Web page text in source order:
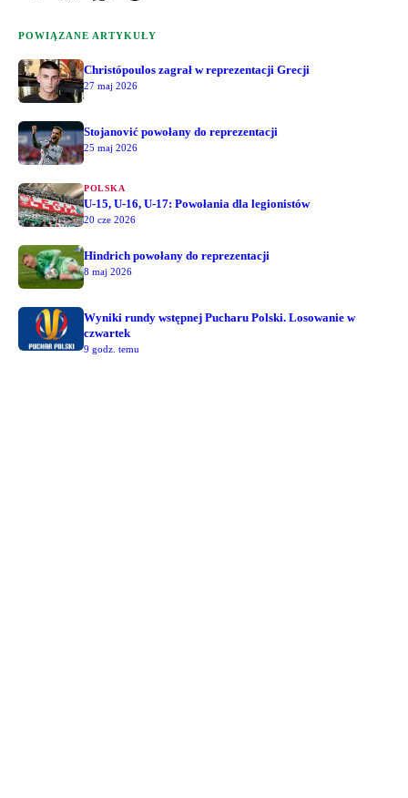
POWIĄZANE ARTYKUŁY
Christópoulos zagrał w reprezentacji Grecji
27 maj 2026
Stojanović powołany do reprezentacji
25 maj 2026
POLSKA
U-15, U-16, U-17: Powołania dla legionistów
20 cze 2026
Hindrich powołany do reprezentacji
8 maj 2026
Wyniki rundy wstępnej Pucharu Polski. Losowanie w
czwartek
9 godz. temu